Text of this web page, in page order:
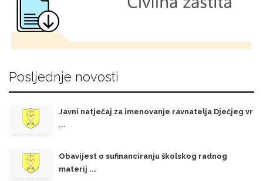
Posljednje novosti
Javni natječaj za imenovanje ravnatelja Dječjeg vr
...
Obavijest o sufinanciranju školskog radnog
materij ...